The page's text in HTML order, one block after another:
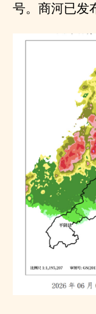
号。商河已发